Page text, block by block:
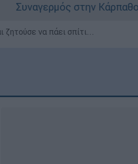
Κάρπαθο: Βρέθηκαν
να πάει σπίτι...